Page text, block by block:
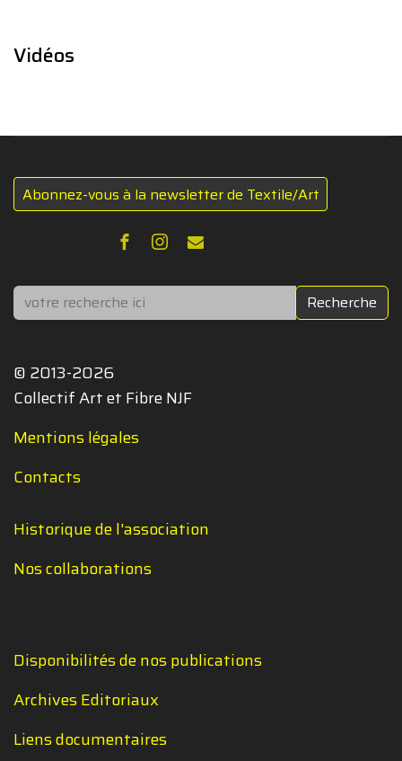
Vidéos
Abonnez-vous à la newsletter de Textile/Art
Rechercher Recherche
© 2013-2026
Collectif Art et Fibre NJF
Mentions légales
Contacts
Historique de l'association
Nos collaborations
Disponibilités de nos publications
Archives Editoriaux
Liens documentaires